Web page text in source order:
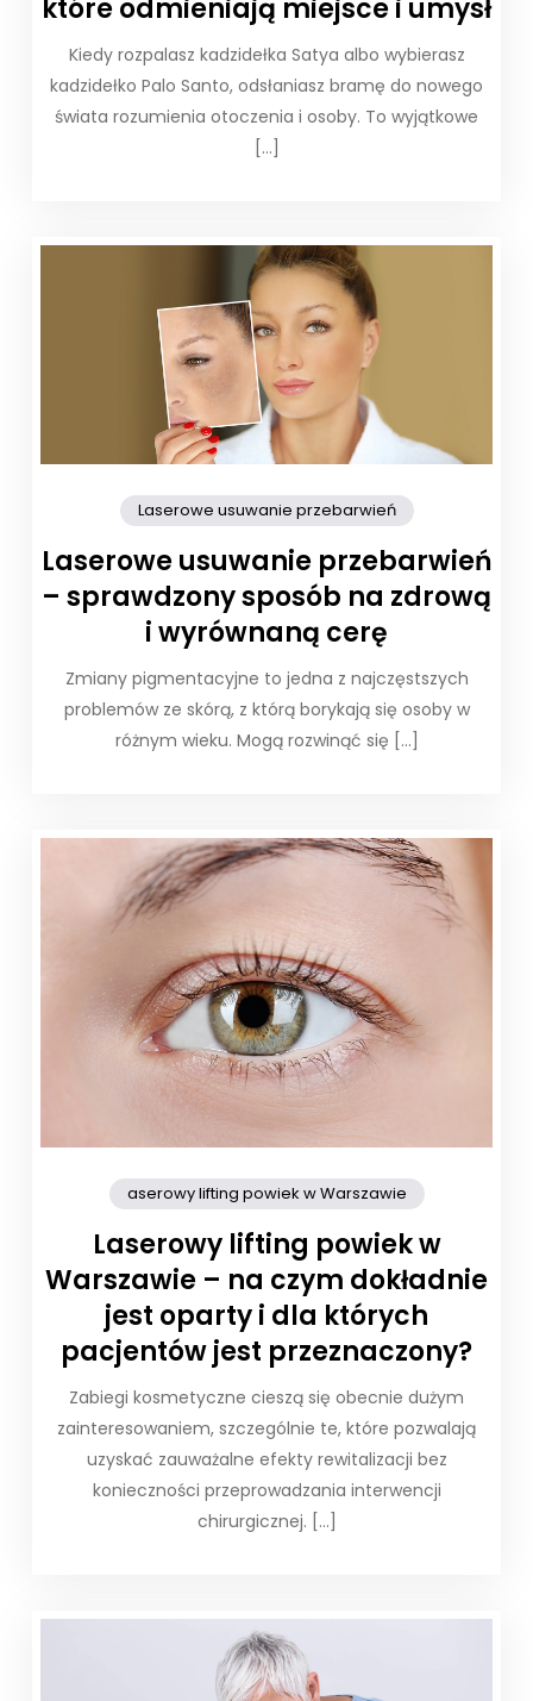
które odmieniają miejsce i umysł
Kiedy rozpalasz kadzidełka Satya albo wybierasz
kadzidełko Palo Santo, odsłaniasz bramę do nowego
świata rozumienia otoczenia i osoby. To wyjątkowe
[…]
Laserowe usuwanie przebarwień
Laserowe usuwanie przebarwień
– sprawdzony sposób na zdrową
i wyrównaną cerę
Zmiany pigmentacyjne to jedna z najczęstszych
problemów ze skórą, z którą borykają się osoby w
różnym wieku. Mogą rozwinąć się […]
aserowy lifting powiek w Warszawie
Laserowy lifting powiek w
Warszawie – na czym dokładnie
jest oparty i dla których
pacjentów jest przeznaczony?
Zabiegi kosmetyczne cieszą się obecnie dużym
zainteresowaniem, szczególnie te, które pozwalają
uzyskać zauważalne efekty rewitalizacji bez
konieczności przeprowadzania interwencji
chirurgicznej. […]